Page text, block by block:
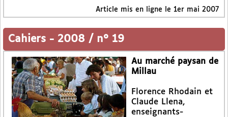
Article mis en ligne le 1er mai 2007
Cahiers - 2008 / n° 19
Au marché paysan de
Millau
Florence Rhodain et
Claude Llena,
enseignants-